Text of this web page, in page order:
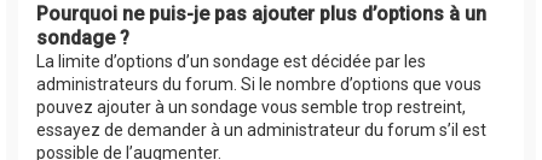
Pourquoi ne puis-je pas ajouter plus d’options à un
sondage ?
La limite d’options d’un sondage est décidée par les
administrateurs du forum. Si le nombre d’options que vous
pouvez ajouter à un sondage vous semble trop restreint,
essayez de demander à un administrateur du forum s’il est
possible de l’augmenter.